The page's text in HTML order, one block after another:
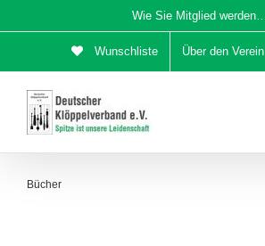
Inhalt
Wie Sie Mitglied werden…
Wunschliste Über den Verein
Bücher